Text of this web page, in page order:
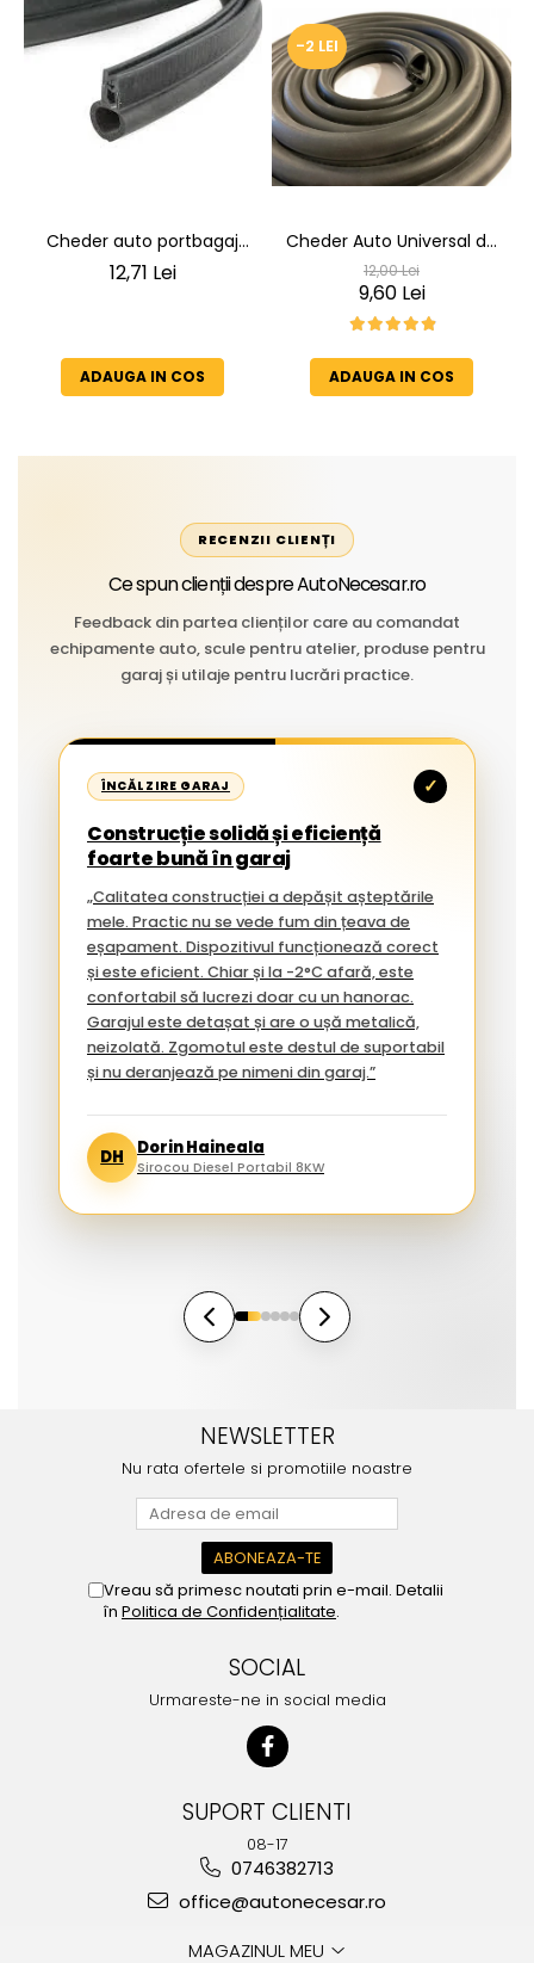
Cheder auto portbagaj
Cheder de Etanșare
Aplicații Vânzare la Metru
Liniar
12,71 Lei
ADAUGA IN COS
-2 LEI
Cheder Auto Universal de
Etanșare Uși rezistent la
intemperii, raze UV,
îmbătrânire și temperaturi
12,00 Lei
9,60 Lei
ADAUGA IN COS
RECENZII CLIENȚI
Ce spun clienții despre AutoNecesar.ro
Feedback din partea clienților care au comandat
echipamente auto, scule pentru atelier, produse pentru
garaj și utilaje pentru lucrări practice.
ÎNCĂLZIRE GARAJ ✓
Construcție solidă și eficiență
foarte bună în garaj
„Calitatea construcției a depășit așteptările
mele. Practic nu se vede fum din țeava de
eșapament. Dispozitivul funcționează corect
și este eficient. Chiar și la -2°C afară, este
confortabil să lucrezi doar cu un hanorac.
Garajul este detașat și are o ușă metalică,
neizolată. Zgomotul este destul de suportabil
și nu deranjează pe nimeni din garaj.”
DH Dorin Haineala
Sirocou Diesel Portabil 8KW
NEWSLETTER
Nu rata ofertele si promotiile noastre
Vreau să primesc noutati prin e-mail. Detalii
în Politica de Confidențialitate.
SOCIAL
Urmareste-ne in social media
SUPORT CLIENTI
08-17
0746382713
office@autonecesar.ro
MAGAZINUL MEU